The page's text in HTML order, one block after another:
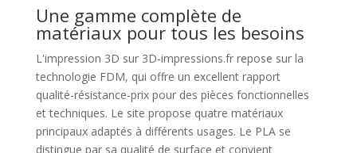
Une gamme complète de
matériaux pour tous les besoins
L'impression 3D sur 3D-impressions.fr repose sur la
technologie FDM, qui offre un excellent rapport
qualité-résistance-prix pour des pièces fonctionnelles
et techniques. Le site propose quatre matériaux
principaux adaptés à différents usages. Le PLA se
distingue par sa qualité de surface et convient